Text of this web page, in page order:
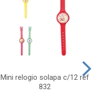
Mini relogio solapa c/12 ref
832